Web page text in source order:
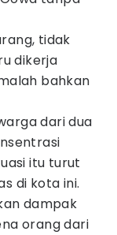
tidak
dikerja
bahkan
dari dua
itu turut
di kota ini.
dampak
orang dari